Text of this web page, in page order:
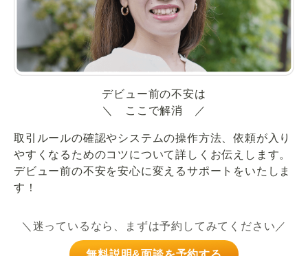
デビュー前の不安は
＼ ここで解消 ／
取引ルールの確認やシステムの操作方法、依頼が入り
やすくなるためのコツについて詳しくお伝えします。
デビュー前の不安を安心に変えるサポートをいたしま
す！
＼迷っているなら、まずは予約してみてください／